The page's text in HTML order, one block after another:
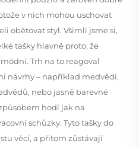
v nich mohou uschovat
obětovat styl. Všimli jsme si,
tašky hlavně proto, že
Trh na to reagoval
návrhy – například medvědi,
nebo jasně barevné
hodí jak na
schůzky. Tyto tašky do
věcí, a přitom zůstávají